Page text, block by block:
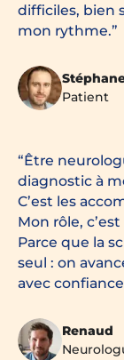
difficiles, bien
mon rythme.
Patient
Être
diagnostic à
C’est les
Mon rôle,
Parce que la
seul : on
avec
Renaud